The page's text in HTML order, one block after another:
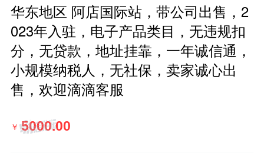
华东地区 阿店国际站，带公司出售，2
023年入驻，电子产品类目，无违规扣
分，无贷款，地址挂靠，一年诚信通，
小规模纳税人，无社保，卖家诚心出
售，欢迎滴滴客服
￥